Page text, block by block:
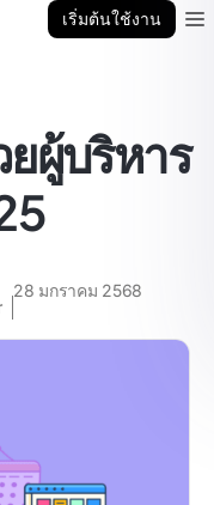
เริ่มต้นใช้งาน
ยผู้บริหาร
28 มกราคม 2568